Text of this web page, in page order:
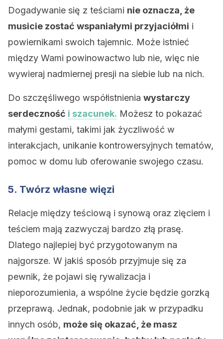
Dogadywanie się z teściami nie oznacza, że
musicie zostać wspaniałymi przyjaciółmi i
powiernikami swoich tajemnic. Może istnieć
między Wami powinowactwo lub nie, więc nie
wywieraj nadmiernej presji na siebie lub na nich.
Do szczęśliwego współistnienia wystarczy
serdeczność i szacunek. Możesz to pokazać
małymi gestami, takimi jak życzliwość w
interakcjach, unikanie kontrowersyjnych tematów,
pomoc w domu lub oferowanie swojego czasu.
5. Twórz własne więzi
Relacje między teściową i synową oraz zięciem i
teściem mają zazwyczaj bardzo złą prasę.
Dlatego najlepiej być przygotowanym na
najgorsze. W jakiś sposób przyjmuje się za
pewnik, że pojawi się rywalizacja i
nieporozumienia, a wspólne życie będzie gorzką
przeprawą. Jednak, podobnie jak w przypadku
innych osób, może się okazać, że masz